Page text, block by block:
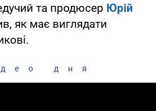
та продюсер Юрій
як має виглядати
дня